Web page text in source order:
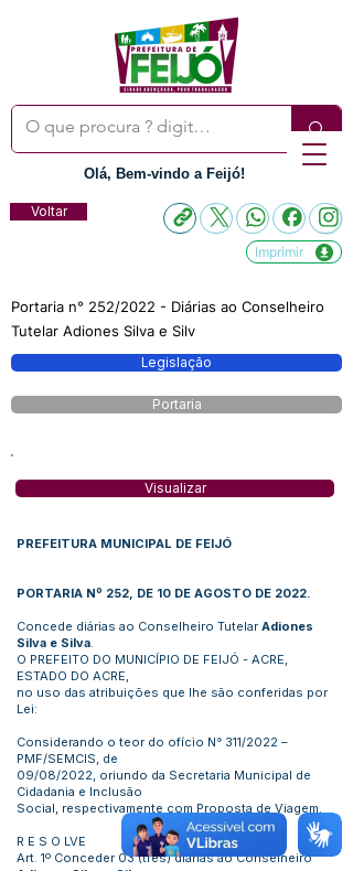
Olá, Bem-vindo a Feijó!
Voltar
Imprimir
Portaria n° 252/2022 - Diárias ao Conselheiro
Tutelar Adiones Silva e Silv
Legislação
Portaria
Visualizar
PREFEITURA MUNICIPAL DE FEIJÓ
PORTARIA Nº 252, DE 10 DE AGOSTO DE 2022.
Concede diárias ao Conselheiro Tutelar Adiones
Silva e Silva.
O PREFEITO DO MUNICÍPIO DE FEIJÓ - ACRE,
ESTADO DO ACRE,
no uso das atribuições que lhe são conferidas por
Lei:
Considerando o teor do ofício N° 311/2022 –
PMF/SEMCIS, de
09/08/2022, oriundo da Secretaria Municipal de
Cidadania e Inclusão
Social, respectivamente com Proposta de Viagem.
R E S O LVE
Art. 1º Conceder 03 (três) diárias ao Conselheiro